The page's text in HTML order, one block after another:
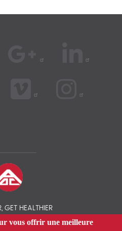
GET HEALTHIER
vous offrir une meilleure